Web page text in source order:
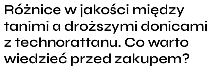
Różnice w jakości między
tanimi a droższymi donicami
z technorattanu. Co warto
wiedzieć przed zakupem?